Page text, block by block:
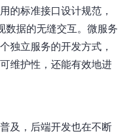
的标准接口设计规范，
数据的无缝交互。微服务
独立服务的开发方式，
维护性，还能有效地进
及，后端开发也在不断